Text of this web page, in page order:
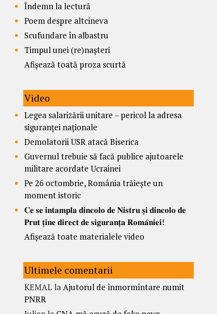
Îndemn la lectură
Poem despre altcineva
Scufundare în albastru
Timpul unei (re)nașteri
Afișează toată proza scurtă
Video
Legea salarizării unitare – pericol la adresa
siguranței naționale
Demolatorii USR atacă Biserica
Guvernul trebuie să facă publice ajutoarele
militare acordate Ucrainei
Pe 26 octombrie, România trăiește un
moment istoric
𝐂𝐞 𝐬𝐞 𝐢𝐧𝐭𝐚𝐦𝐩𝐥𝐚 𝐝𝐢𝐧𝐜𝐨𝐥𝐨 𝐝𝐞 𝐍𝐢𝐬𝐭𝐫𝐮 𝐬̦𝐢 𝐝𝐢𝐧𝐜𝐨𝐥𝐨 𝐝𝐞
𝐏𝐫𝐮𝐭 𝐭̦𝐢𝐧𝐞 𝐝𝐢𝐫𝐞𝐜𝐭 𝐝𝐞 𝐬𝐢𝐠𝐮𝐫𝐚𝐧𝐭̦𝐚 𝐑𝐨𝐦𝐚̂𝐧𝐢𝐞𝐢!
Afișează toate materialele video
Ultimele comentarii
KEMAL laAjutorul de înmormîntare numit
PNRR